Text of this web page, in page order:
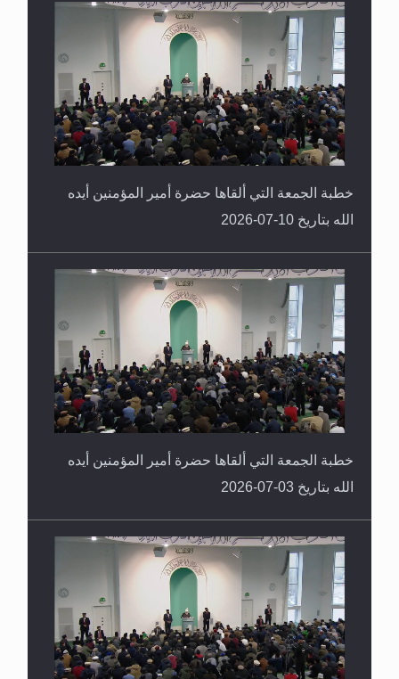
خطبة الجمعة التي ألقاها حضرة أمير المؤمنين أيده
الله بتاريخ 10-07-2026
خطبة الجمعة التي ألقاها حضرة أمير المؤمنين أيده
الله بتاريخ 03-07-2026